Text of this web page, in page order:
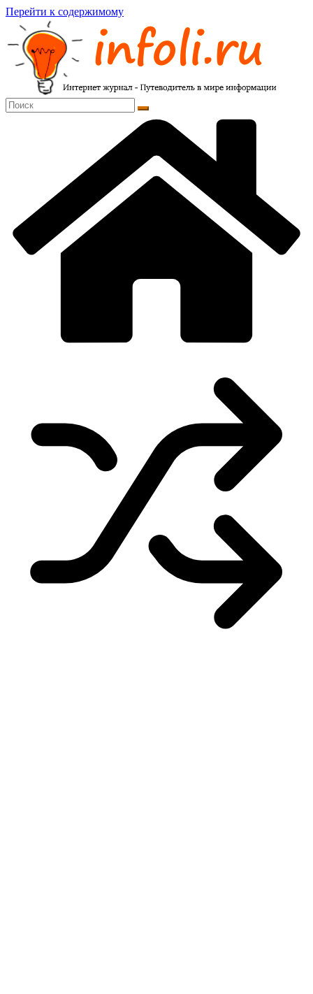
Перейти к содержимому